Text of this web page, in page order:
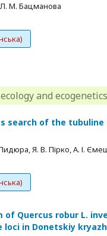
М. Бацманова
and ecogenetics
search of the tubuline
Я. В. Пірко, А. І.
of Quercus robur L.
in Donetskiy kryazh